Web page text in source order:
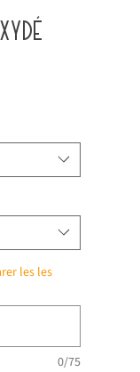
les les
0/75